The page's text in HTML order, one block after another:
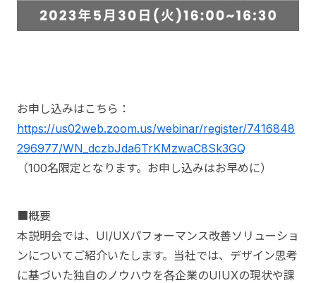
お申し込みはこちら：
https://us02web.zoom.us/webinar/register/7416848
296977/WN_dczbJda6TrKMzwaC8Sk3GQ
（100名限定となります。お申し込みはお早めに）
■概要
本説明会では、UI/UXパフォーマンス改善ソリューショ
ンについてご紹介いたします。当社では、デザイン思考
に基づいた独自のノウハウを各企業のUIUXの現状や課